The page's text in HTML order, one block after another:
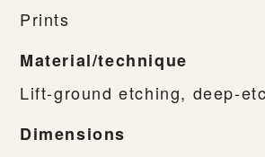
Prints
Material/technique
Lift-ground etching, deep-
Dimensions